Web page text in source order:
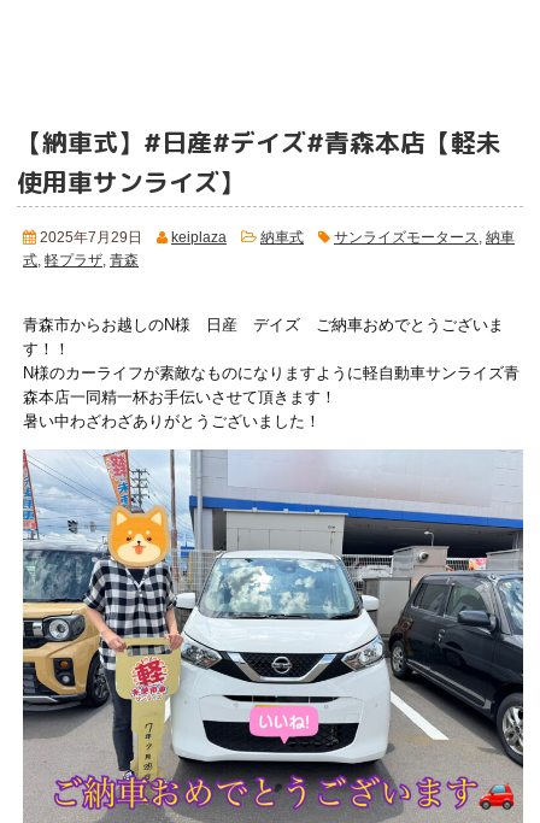
【納車式】#日産#デイズ#青森本店【軽未
使用車サンライズ】
2025年7月29日 keiplaza 納車式 サンライズモータース
納車
式 軽プラザ 青森
青森市からお越しのN様 日産 デイズ ご納車おめでとうございま
す！！
N様のカーライフが素敵なものになりますように軽自動車サンライズ青
森本店一同精一杯お手伝いさせて頂きます！
暑い中わざわざありがとうございました！